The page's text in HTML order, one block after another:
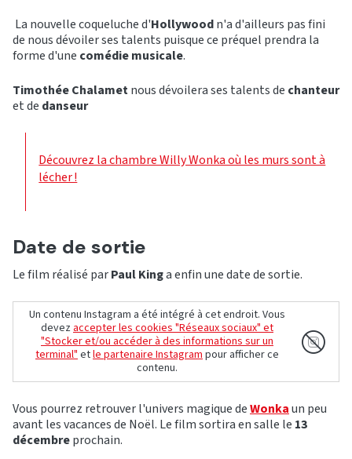
La nouvelle coqueluche d'Hollywoodn'a d'ailleurs pas fini
de nous dévoiler ses talents puisque ce préquel prendra la
forme d'une comédie musicale.
Timothée Chalametnous dévoilera ses talents de chanteur
et de danseur
Découvrez la chambre Willy Wonka où les murs sont à
lécher !
Date de sortie
Le film réalisé parPaul Kinga enfin une date de sortie.
Un contenu Instagram a été intégré à cet endroit. Vous
devezaccepter les cookies "Réseaux sociaux" et
"Stocker et/ou accéder à des informations sur un
terminal"etle partenaire Instagrampour afficher ce
contenu.
Vous pourrez retrouver l'univers magique deWonkaun peu
avant les vacances de Noël. Le film sortira en salle le 13
décembreprochain.